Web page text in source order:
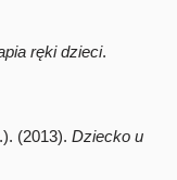
ręki dzieci.
(2013). Dziecko u